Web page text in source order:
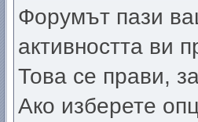
Форумът пази
активността ви
Това се прави,
Ако изберете